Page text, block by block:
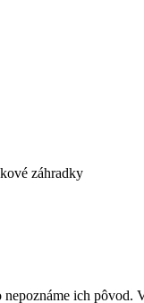
záhradky
ich pôvod.